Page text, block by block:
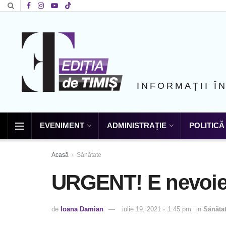
INFORMAȚII
EVENIMENT ADMINISTRAȚIE POLITICĂ
Acasă Sănătate
URGENT! E
de Ioana Damian iulie 19, 2021 ◦ 1:45 pm in